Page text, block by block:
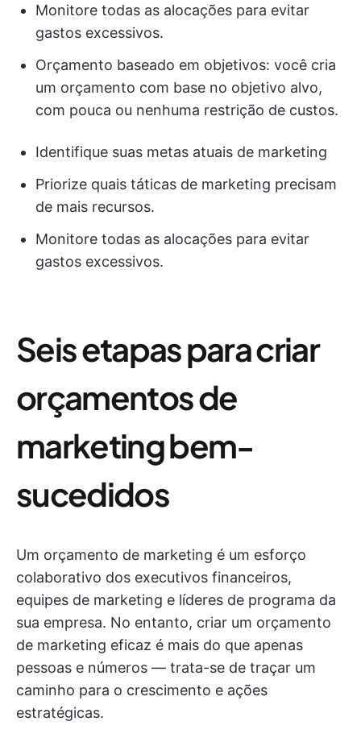
Monitore todas as alocações para evitar
gastos excessivos.
Orçamento baseado em objetivos: você cria
um orçamento com base no objetivo alvo,
com pouca ou nenhuma restrição de custos.
Identifique suas metas atuais de marketing
Priorize quais táticas de marketing precisam
de mais recursos.
Monitore todas as alocações para evitar
gastos excessivos.
Seis etapas para criar
orçamentos de
marketing bem-
sucedidos
Um orçamento de marketing é um esforço
colaborativo dos executivos financeiros,
equipes de marketing e líderes de programa da
sua empresa. No entanto, criar um orçamento
de marketing eficaz é mais do que apenas
pessoas e números — trata-se de traçar um
caminho para o crescimento e ações
estratégicas.